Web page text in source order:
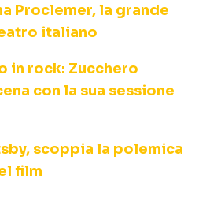
Proclemer, la grande
italiano
in rock: Zucchero
con la sua sessione
scoppia la polemica
film